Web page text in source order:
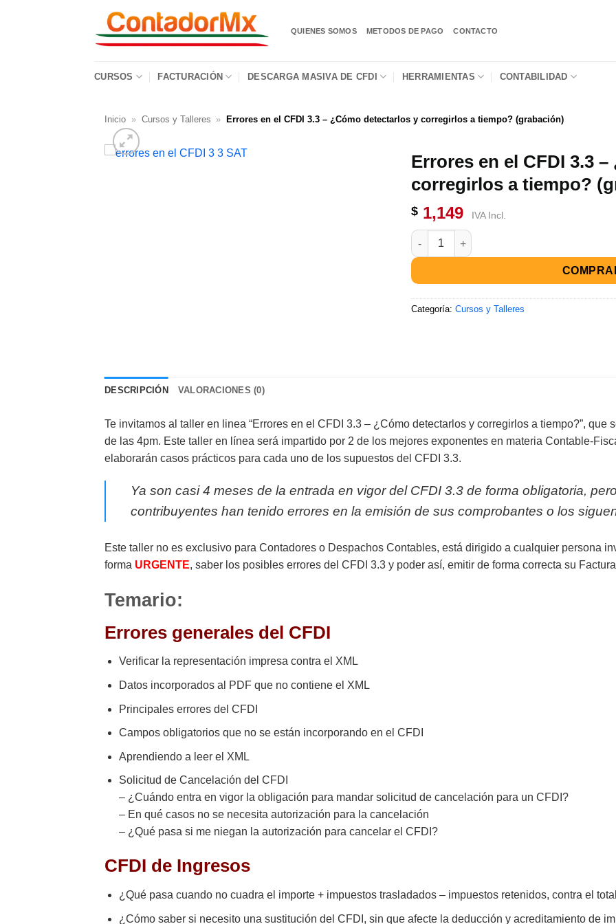
QUIENES SOMOS METODOS DE PAGO CONTACTO
CURSOS FACTURACIÓN DESCARGA MASIVA DE CFDI HERRAMIENTAS CONTABILIDAD
Inicio » Cursos y Talleres » Errores en el CFDI 3.3 – ¿Cómo detectarlos y corregirlos a tiempo? (grabación)
Errores en el CFDI 3.3
corregirlos a tiempo?
$1,149 IVA Incl.
Categoría: Cursos y Talleres
DESCRIPCIÓN VALORACIONES (0)
Te invitamos al taller en linea “Errores en el CFDI 3.3 – ¿Cómo detectarlos y corregirlos a tiempo?”, que
de las 4pm. Este taller en línea será impartido por 2 de los mejores exponentes en materia Contable-
elaborarán casos prácticos para cada uno de los supuestos del CFDI 3.3.
Ya son casi 4 meses de la entrada en vigor del CFDI 3.3 de forma obligatoria,
contribuyentes han tenido errores en la emisión de sus comprobantes o los
Este taller no es exclusivo para Contadores o Despachos Contables, está dirigido a cualquier persona
forma URGENTE, saber los posibles errores del CFDI 3.3 y poder así, emitir de forma correcta su
Temario:
Errores generales del CFDI
Verificar la representación impresa contra el XML
Datos incorporados al PDF que no contiene el XML
Principales errores del CFDI
Campos obligatorios que no se están incorporando en el CFDI
Aprendiendo a leer el XML
Solicitud de Cancelación del CFDI
– ¿Cuándo entra en vigor la obligación para mandar solicitud de cancelación para un CFDI?
– En qué casos no se necesita autorización para la cancelación
– ¿Qué pasa si me niegan la autorización para cancelar el CFDI?
CFDI de Ingresos
¿Qué pasa cuando no cuadra el importe + impuestos trasladados – impuestos retenidos, contra el
¿Cómo saber si necesito una sustitución del CFDI, sin que afecte la deducción y acreditamiento de